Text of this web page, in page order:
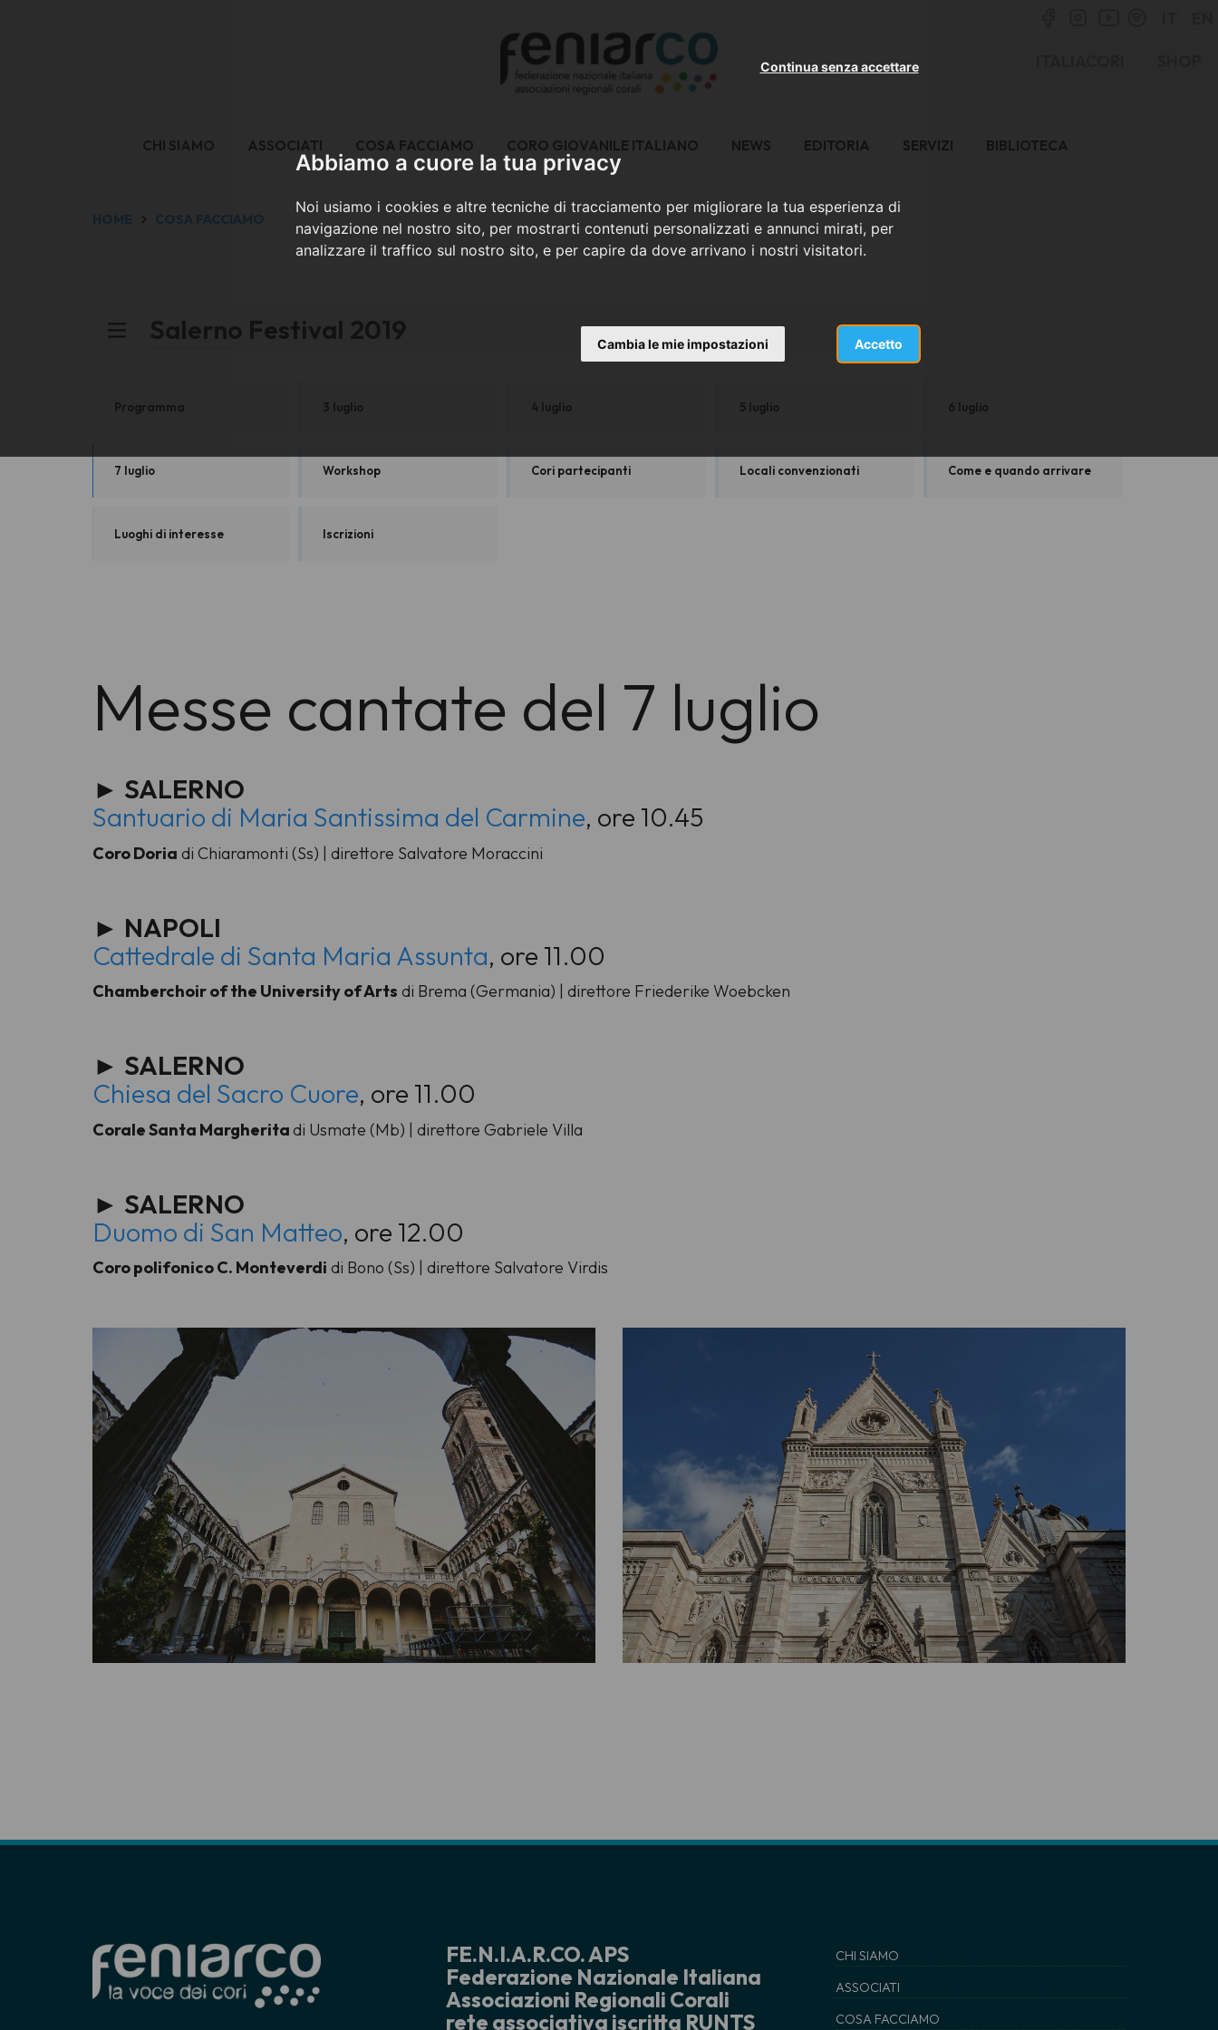
Abbiamo a cuore la tua privacy
Noi usiamo i cookies e altre tecniche di tracciamento per migliorare la tua esperienza di
navigazione nel nostro sito, per mostrarti contenuti personalizzati e annunci mirati, per
analizzare il traffico sul nostro sito, e per capire da dove arrivano i nostri visitatori.
Accetto
Continua senza accettare
Cambia le mie impostazioni
CHI SIAMO ASSOCIATI COSA FACCIAMO CORO GIOVANILE ITALIANO NEWS EDITORIA SERVIZI BIBLIOTECA
HOME COSA FACCIAMO
Salerno Festival 2019
Programma 3 luglio 4 luglio 5 luglio 6 luglio
7 luglio Workshop Cori partecipanti Locali convenzionati Come e quando arrivare
Luoghi di interesse Iscrizioni
Messe cantate del 7 luglio
► SALERNO
Santuario di Maria Santissima del Carmine, ore 10.45
Coro Doria di Chiaramonti (Ss) | direttore Salvatore Moraccini
► NAPOLI
Cattedrale di Santa Maria Assunta, ore 11.00
Chamberchoir of the University of Arts di Brema (Germania) | direttore Friederike Woebcken
► SALERNO
Chiesa del Sacro Cuore, ore 11.00
Corale Santa Margheritadi Usmate (Mb) | direttore Gabriele Villa
► SALERNO
Duomo di San Matteo, ore 12.00
Coro polifonico C. Monteverdi di Bono (Ss) | direttore Salvatore Virdis
FE.N.I.A.R.CO. APS
Federazione Nazionale Italiana
Associazioni Regionali Corali
rete associativa iscritta RUNTS
CHI SIAMO
ASSOCIATI
COSA FACCIAMO